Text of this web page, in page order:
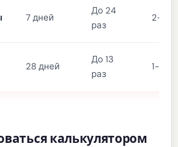
7 дней
До 24
раз
2-3
28 дней
До 13
раз
1-2
калькулятором